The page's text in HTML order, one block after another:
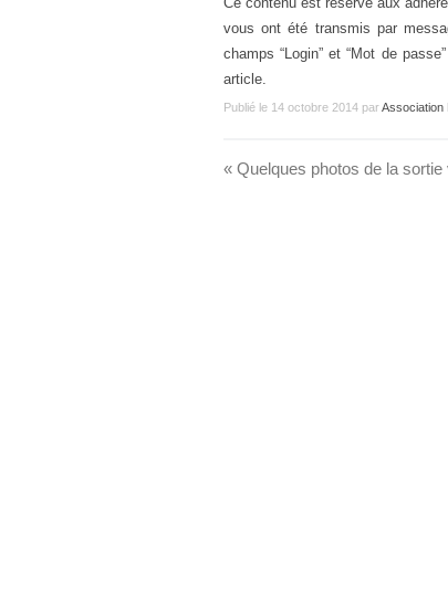
vous ont été transmis par
champs “Login” et “Mot de
article.
Publié le 14 octobre 2014 parAssociation
« Quelques photos de la